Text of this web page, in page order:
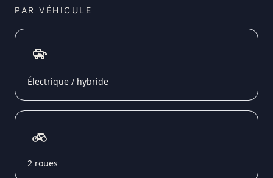
PAR VÉHICULE
Électrique / hybride
2 roues